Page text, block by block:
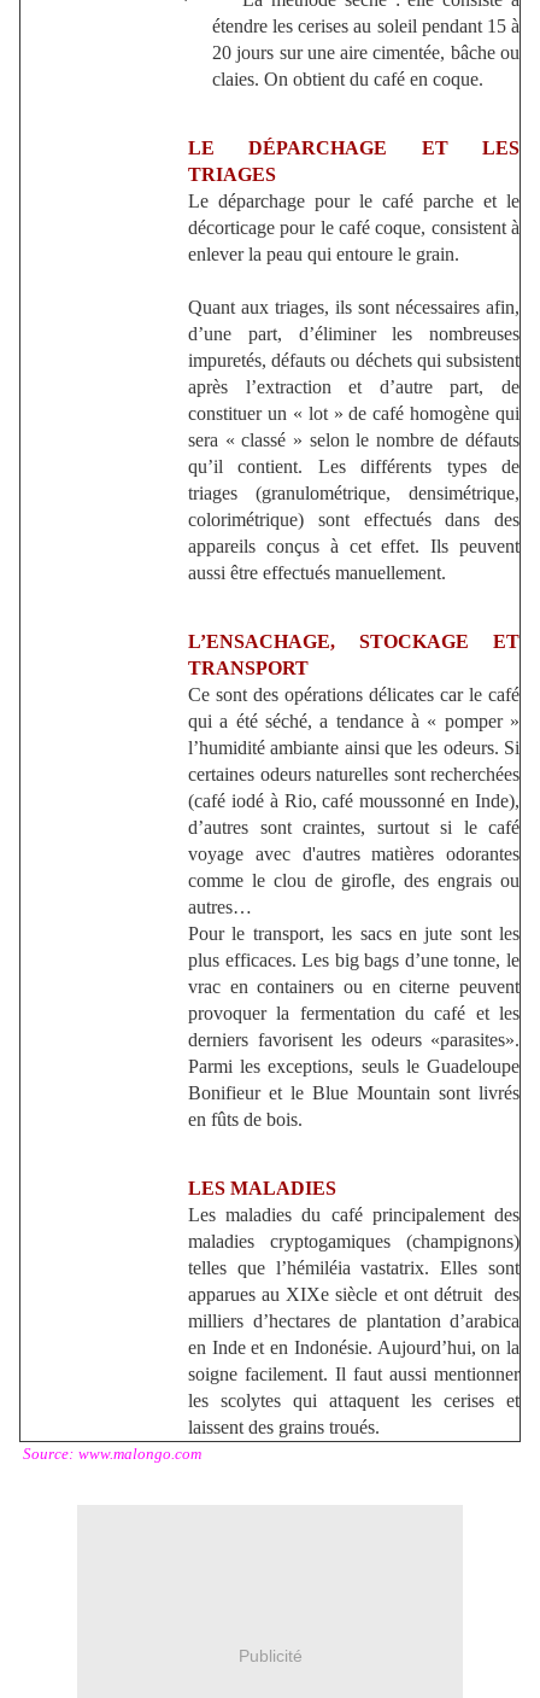
étendre les cerises au soleil pendant 15 à
20 jours sur une aire cimentée, bâche ou
claies. On obtient du café en coque.
LE DÉPARCHAGE ET LES
TRIAGES
Le déparchage pour le café parche et le
décorticage pour le café coque, consistent à
enlever la peau qui entoure le grain.
Quant aux triages, ils sont nécessaires afin,
d’une part, d’éliminer les nombreuses
impuretés, défauts ou déchets qui subsistent
après l’extraction et d’autre part, de
constituer un « lot » de café homogène qui
sera « classé » selon le nombre de défauts
qu’il contient. Les différents types de
triages (granulométrique, densimétrique,
colorimétrique) sont effectués dans des
appareils conçus à cet effet. Ils peuvent
aussi être effectués manuellement.
L’ENSACHAGE, STOCKAGE ET
TRANSPORT
Ce sont des opérations délicates car le café
qui a été séché, a tendance à « pomper »
l’humidité ambiante ainsi que les odeurs. Si
certaines odeurs naturelles sont recherchées
(café iodé à Rio, café moussonné en Inde),
d’autres sont craintes, surtout si le café
voyage avec d'autres matières odorantes
comme le clou de girofle, des engrais ou
autres…
Pour le transport, les sacs en jute sont les
plus efficaces. Les big bags d’une tonne, le
vrac en containers ou en citerne peuvent
provoquer la fermentation du café et les
derniers favorisent les odeurs «parasites».
Parmi les exceptions, seuls le Guadeloupe
Bonifieur et le Blue Mountain sont livrés
en fûts de bois.
LES MALADIES
Les maladies du café principalement des
maladies cryptogamiques (champignons)
telles que l’hémiléia vastatrix. Elles sont
apparues au XIXe siècle et ont détruit des
milliers d’hectares de plantation d’arabica
en Inde et en Indonésie. Aujourd’hui, on la
soigne facilement. Il faut aussi mentionner
les scolytes qui attaquent les cerises et
laissent des grains troués.
Source: www.malongo.com
Publicité